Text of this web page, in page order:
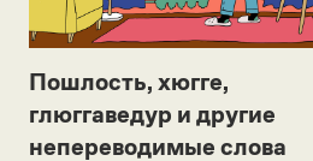
Пошлость, хюгге,
глюггаведур и другие
непереводимые слова